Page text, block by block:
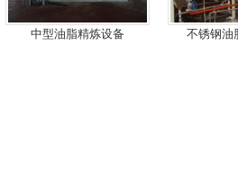
中型油脂精炼设备 不锈钢油